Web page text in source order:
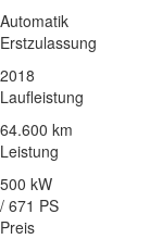
Automatik
Erstzulassung
2018
Laufleistung
64.600 km
Leistung
500 kW
/ 671 PS
Preis